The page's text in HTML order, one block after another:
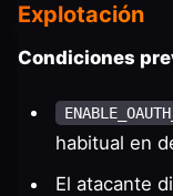
Explotación
Condiciones
habitual en
El atacante